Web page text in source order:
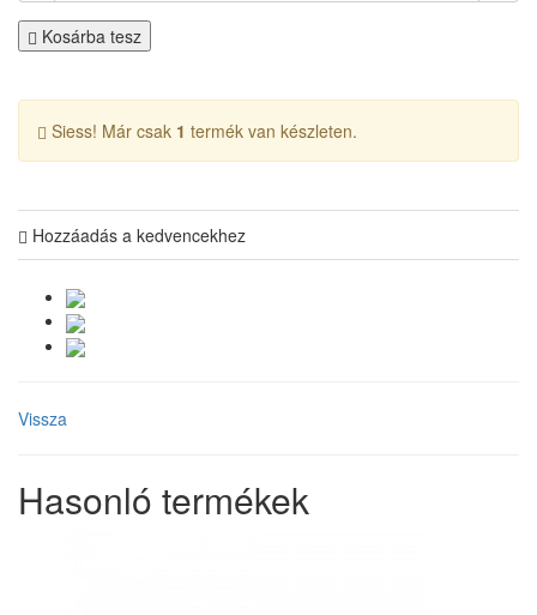
Kosárba tesz
Siess! Már csak 1 termék van készleten.
Hozzáadás a kedvencekhez
Vissza
Hasonló termékek